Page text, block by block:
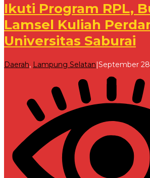
Ikuti Program RPL,
Lamsel Kuliah
Universitas Saburai
Daerah, Lampung Selatan|September